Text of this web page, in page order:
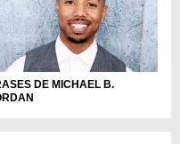
DE MICHAEL B.